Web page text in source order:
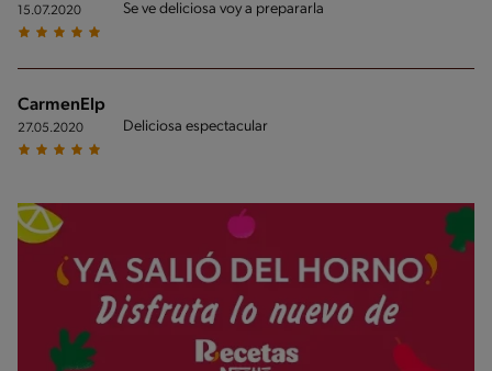
15.07.2020 Se ve deliciosa voy a prepararla
CarmenElpidia
27.05.2020 Deliciosa espectacular